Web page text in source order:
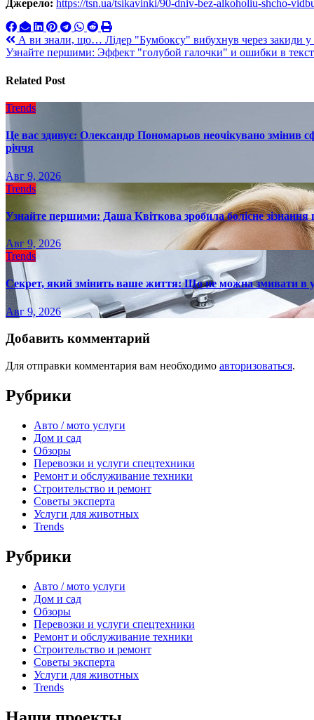
Джерело: https://tsn.ua/tsikavinki/90-dniv-bez-alkoholiu-shcho-
Навигация
по
записям
А ви знали, що… Лідер "Бумбоксу" вибухнув через закиди у
Узнайте першими: Эффект "голубой галочки" и ошибки в
Related Post
Trends
Це вас здивує: Олександр Пономарьов неочікувано змінив
річчя
Авг 9, 2026
Trends
Узнайте першими: Даша Квіткова зробила болісне
Авг 9, 2026
Trends
Секрет, який змінить ваше життя: Що не можна змивати в
Авг 9, 2026
Добавить комментарий
Для отправки комментария вам необходимо авторизоваться.
Рубрики
Авто / мото услуги
Дом и сад
Обзоры
Перевозки и услуги спецтехники
Ремонт и обслуживание техники
Строительство и ремонт
Советы эксперта
Услуги для животных
Trends
Рубрики
Авто / мото услуги
Дом и сад
Обзоры
Перевозки и услуги спецтехники
Ремонт и обслуживание техники
Строительство и ремонт
Советы эксперта
Услуги для животных
Trends